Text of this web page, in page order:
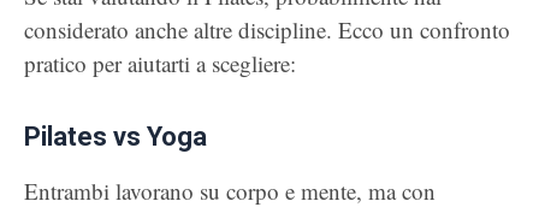
considerato anche altre discipline. Ecco un confronto
pratico per aiutarti a scegliere:
Pilates vs Yoga
Entrambi lavorano su corpo e mente, ma con